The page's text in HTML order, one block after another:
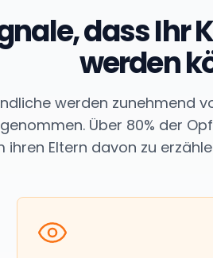
dass Ihr
werden
werden zunehmend
Über 80% der
ihren Eltern davon zu